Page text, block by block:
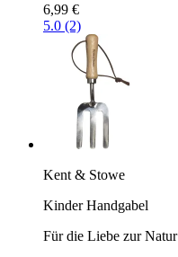
6,99 €
5.0 (2)
Kent & Stowe
Kinder Handgabel
Für die Liebe zur Natur